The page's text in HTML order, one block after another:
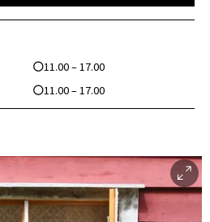
11.00 – 17.00
11.00 – 17.00